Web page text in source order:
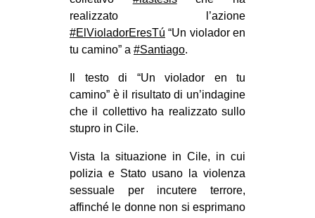
MOVIMENTI
AMBIENTE
ANTIFASCISMO
MIGRAZIONI
PRECARIATO
REPRESSIONE
realizzato l’azione
#ElVioladorEresTú “Un violador en
tu camino” a #Santiago.
Il testo di “Un violador en tu
camino” è il risultato di un’indagine
che il collettivo ha realizzato sullo
stupro in Cile.
Vista la situazione in Cile, in cui
polizia e Stato usano la violenza
sessuale per incutere terrore,
affinché le donne non si esprimano